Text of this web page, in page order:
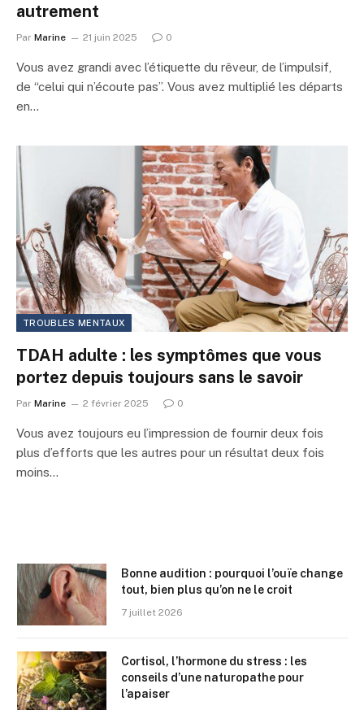
autrement
Par Marine 21 juin 2025 0
Vous avez grandi avec l’étiquette du rêveur, de l’impulsif,
de “celui qui n’écoute pas”. Vous avez multiplié les départs
en…
TROUBLES MENTAUX
TDAH adulte : les symptômes que vous
portez depuis toujours sans le savoir
Par Marine 2 février 2025 0
Vous avez toujours eu l’impression de fournir deux fois
plus d’efforts que les autres pour un résultat deux fois
moins…
Bonne audition : pourquoi l’ouïe change
tout, bien plus qu’on ne le croit
7 juillet 2026
Cortisol, l’hormone du stress : les
conseils d’une naturopathe pour
l’apaiser